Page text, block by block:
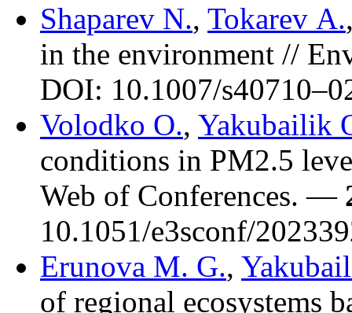
Shaparev N., Tokarev A.
in the environment //
DOI: 10.1007/s407
Volodko O., Yakubailik
conditions in PM2.5
Web of Conferences. —
10.1051/e3sconf/
Erunova M. G.,
of regional ecosystems